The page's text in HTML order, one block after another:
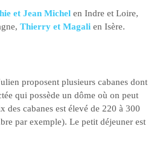
et Jean Michel en Indre et Loire,
Thierry et Magali en Isère.
proposent plusieurs cabanes dont
qui possède un dôme où on peut
des cabanes est élevé de 220 à 300
par exemple). Le petit déjeuner est